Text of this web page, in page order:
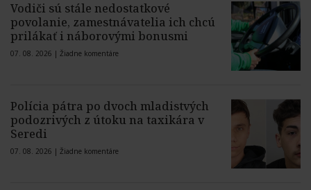
Vodiči sú stále nedostatkové
povolanie, zamestnávatelia ich chcú
prilákať i náborovými bonusmi
07. 08. 2026 | Žiadne komentáre
Polícia pátra po dvoch mladistvých
podozrivých z útoku na taxikára v
Seredi
07. 08. 2026 | Žiadne komentáre